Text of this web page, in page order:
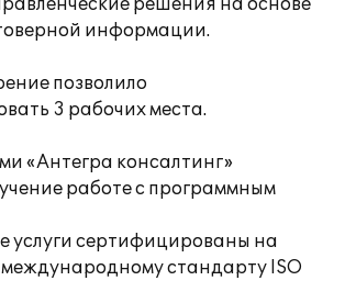
решения на основе
информации.
позволило
3 рабочих места.
«Антегра консалтинг»
работе с программным
услуги сертифицированы на
международному стандарту ISO